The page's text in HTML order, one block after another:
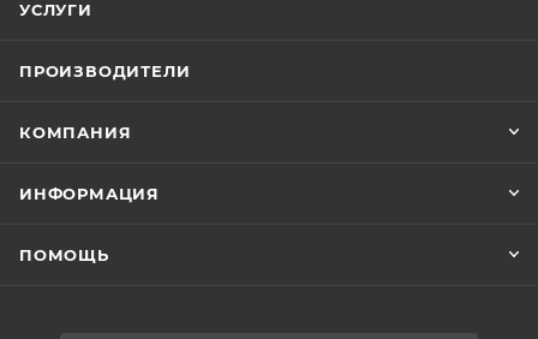
УСЛУГИ
ПРОИЗВОДИТЕЛИ
КОМПАНИЯ
ИНФОРМАЦИЯ
ПОМОЩЬ